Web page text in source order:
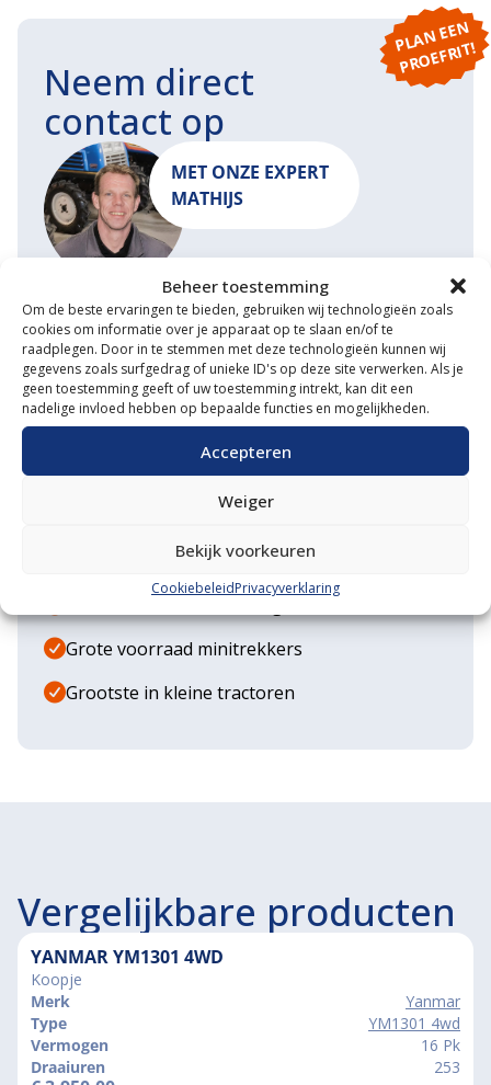
Beheer toestemming
Om de beste ervaringen te bieden, gebruiken wij technologieën zoals
cookies om informatie over je apparaat op te slaan en/of te
raadplegen. Door in te stemmen met deze technologieën kunnen wij
gegevens zoals surfgedrag of unieke ID's op deze site verwerken. Als je
geen toestemming geeft of uw toestemming intrekt, kan dit een
nadelige invloed hebben op bepaalde functies en mogelijkheden.
Accepteren
Weiger
Bekijk voorkeuren
CookiebeleidPrivacyverklaring
P
L
A
N
E
E
N
P
R
O
E
F
RI
T!
Neem direct
contact op
MET ONZE EXPERT
MATHIJS
START EEN GESPREK MAIL ONS
Waarom VM Service
Uitgebreide showroom
Eigen transportservice
Gespecialiseerde werkplaats
Grote voorraad minitrekkers
Grootste in kleine tractoren
Vergelijkbare producten
YANMAR YM1301 4WD
Koopje
Merk
Yanmar
Type
YM1301 4wd
Vermogen
16 Pk
Draaiuren
253